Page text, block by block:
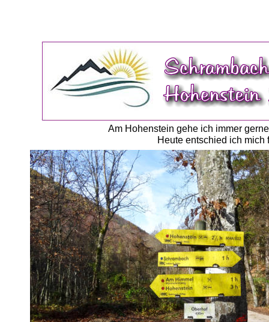
Am Hohenstein gehe ich immer
Heute entschied ich